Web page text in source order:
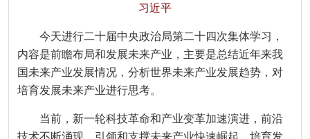
习近平
今天进行二十届中央政治局第二十四次集体学习，
内容是前瞻布局和发展未来产业，主要是总结近年来我
国未来产业发展情况，分析世界未来产业发展趋势，对
培育发展未来产业进行思考。
当前，新一轮科技革命和产业变革加速演进，前沿
技术不断涌现，引领和支撑未来产业快速崛起。培育发